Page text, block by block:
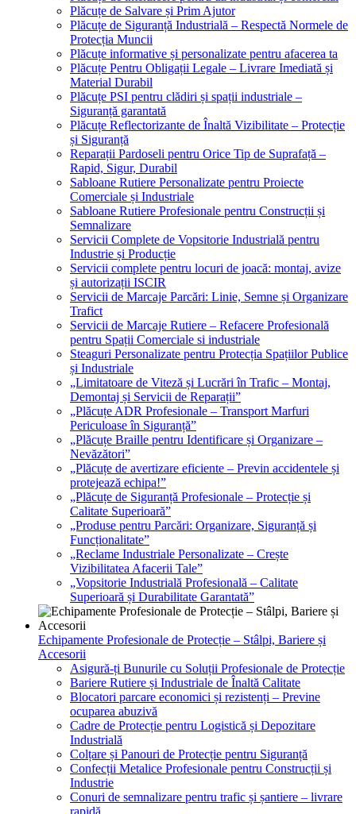
Plăcuțe de Salvare și Prim Ajutor
Plăcuțe de Siguranță Industrială – Respectă Normele de
Protecția Muncii
Plăcuțe informative și personalizate pentru afacerea ta
Plăcuțe Pentru Obligații Legale – Livrare Imediată și
Material Durabil
Plăcuțe PSI pentru clădiri și spații industriale –
Siguranță garantată
Plăcuțe Reflectorizante de Înaltă Vizibilitate – Protecție
și Siguranță
Reparații Pardoseli pentru Orice Tip de Suprafață –
Rapid, Sigur, Durabil
Sabloane Rutiere Personalizate pentru Proiecte
Comerciale și Industriale
Sabloane Rutiere Profesionale pentru Construcții și
Semnalizare
Servicii Complete de Vopsitorie Industrială pentru
Industrie și Producție
Servicii complete pentru locuri de joacă: montaj, avize
și autorizații ISCIR
Servicii de Marcaje Parcări: Linie, Semne și Organizare
Trafict
Servicii de Marcaje Rutiere – Refacere Profesională
pentru Spații Comerciale si industriale
Steaguri Personalizate pentru Protecția Spațiilor Publice
și Industriale
„Limitatoare de Viteză și Lucrări în Trafic – Montaj,
Demontaj și Servicii de Reparații”
„Plăcuțe ADR Profesionale – Transport Marfuri
Periculoase în Siguranță”
„Plăcuțe Braille pentru Identificare și Organizare –
Nevăzători”
„Plăcuțe de avertizare eficiente – Previn accidentele și
protejează echipa!”
„Plăcuțe de Siguranță Profesionale – Protecție și
Calitate Superioară”
„Produse pentru Parcări: Organizare, Siguranță și
Funcționalitate”
„Reclame Industriale Personalizate – Crește
Vizibilitatea Afacerii Tale”
„Vopsitorie Industrială Profesională – Calitate
Superioară și Durabilitate Garantată”
Echipamente Profesionale de Protecție – Stâlpi, Bariere și
Accesorii
Asigură-ți Bunurile cu Soluții Profesionale de Protecție
Bariere Rutiere și Industriale de Înaltă Calitate
Blocatori parcare economici și rezistenți – Previne
ocuparea abuzivă
Cadre de Protecție pentru Logistică și Depozitare
Industrială
Colțare și Panouri de Protecție pentru Siguranță
Confecții Metalice Profesionale pentru Construcții și
Industrie
Conuri de semnalizare pentru trafic și șantiere – livrare
rapidă